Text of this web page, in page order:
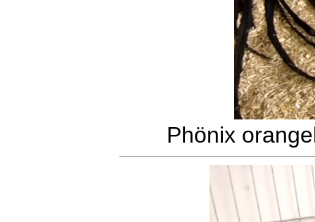
Phönix